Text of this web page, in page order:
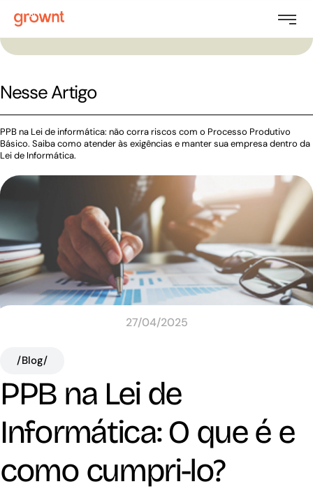
Nesse Artigo
PPB na Lei de informática: não corra riscos com o Processo Produtivo
Básico. Saiba como atender às exigências e manter sua empresa dentro da
Lei de Informática.
27/04/2025
/Blog/
PPB na Lei de
Informática: O que é e
como cumpri-lo?